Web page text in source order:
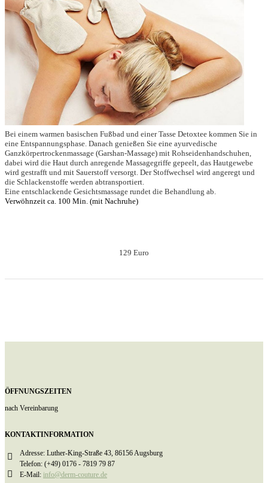
Bei einem warmen basischen Fußbad und einer Tasse Detoxtee kommen Sie in
eine Entspannungsphase. Danach genießen Sie eine ayurvedische
Ganzkörpertrockenmassage (Garshan-Massage) mit Rohseidenhandschuhen,
dabei wird die Haut durch anregende Massagegriffe gepeelt, das Hautgewebe
wird gestrafft und mit Sauerstoff versorgt. Der Stoffwechsel wird angeregt und
die Schlackenstoffe werden abtransportiert.
Eine entschlackende Gesichtsmassage rundet die Behandlung ab.
Verwöhnzeit ca. 100 Min. (mit Nachruhe)
129 Euro
ÖFFNUNGSZEITEN
nach Vereinbarung
KONTAKTINFORMATION
Adresse: Luther-King-Straße 43, 86156 Augsburg
Telefon: (+49) 0176 - 7819 79 87
E-Mail: info@derm-couture.de